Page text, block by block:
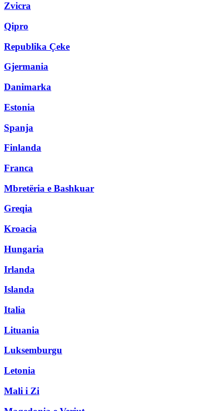
Zvicra
Qipro
Republika Çeke
Gjermania
Danimarka
Estonia
Spanja
Finlanda
Franca
Mbretëria e Bashkuar
Greqia
Kroacia
Hungaria
Irlanda
Islanda
Italia
Lituania
Luksemburgu
Letonia
Mali i Zi